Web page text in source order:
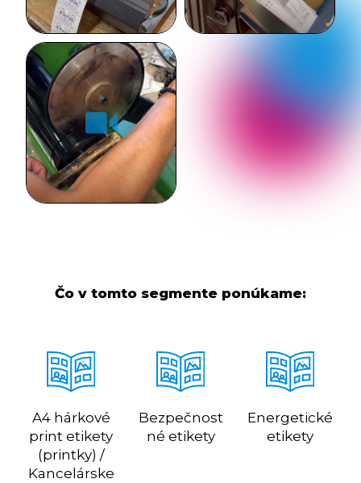
Čo v tomto segmente ponúkame:
A4 hárkové
print etikety
(printky) /
Kancelárske
Bezpečnost
né etikety
Energetické
etikety